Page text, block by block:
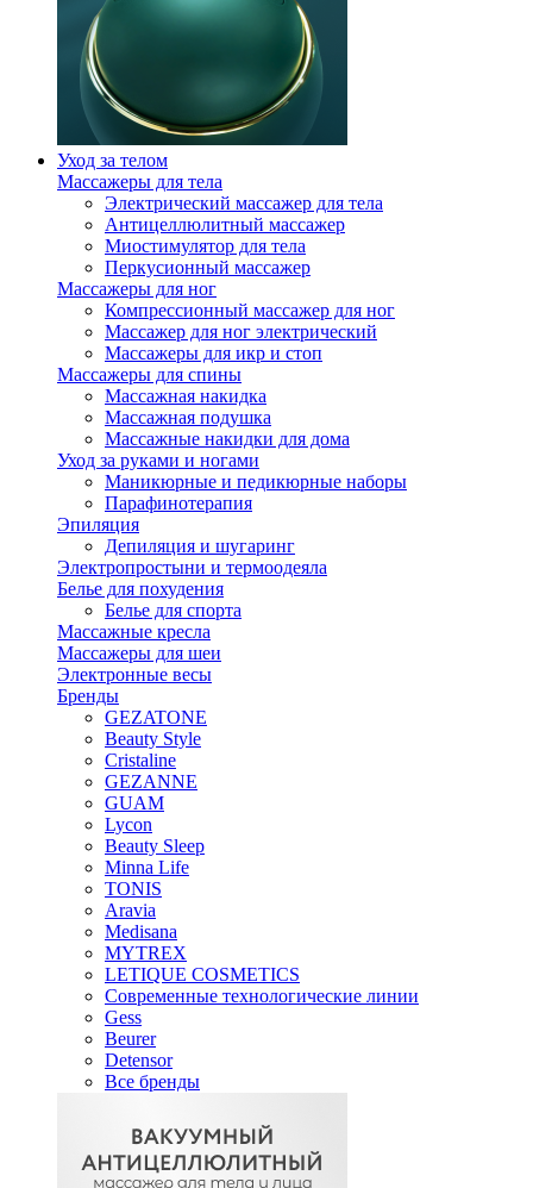
Уход за телом
Массажеры для тела
Электрический массажер для тела
Антицеллюлитный массажер
Миостимулятор для тела
Перкусионный массажер
Массажеры для ног
Компрессионный массажер для ног
Массажер для ног электрический
Массажеры для икр и стоп
Массажеры для спины
Массажная накидка
Массажная подушка
Массажные накидки для дома
Уход за руками и ногами
Маникюрные и педикюрные наборы
Парафинотерапия
Эпиляция
Депиляция и шугаринг
Электропростыни и термоодеяла
Белье для похудения
Белье для спорта
Массажные кресла
Массажеры для шеи
Электронные весы
Бренды
GEZATONE
Beauty Style
Cristaline
GEZANNE
GUAM
Lycon
Beauty Sleep
Minna Life
TONIS
Aravia
Medisana
MYTREX
LETIQUE COSMETICS
Современные технологические линии
Gess
Beurer
Detensor
Все бренды